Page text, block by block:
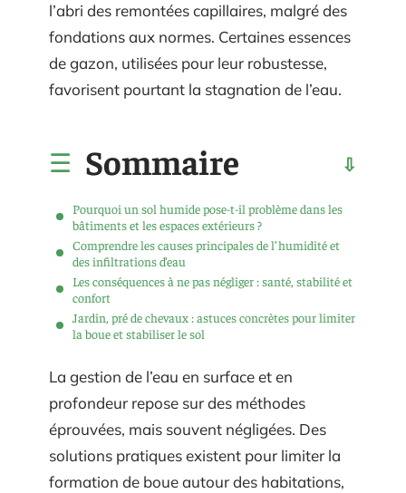
l’abri des remontées capillaires, malgré des
fondations aux normes. Certaines essences
de gazon, utilisées pour leur robustesse,
favorisent pourtant la stagnation de l’eau.
Sommaire
Pourquoi un sol humide pose-t-il problème dans les
bâtiments et les espaces extérieurs ?
Comprendre les causes principales de l’humidité et
des infiltrations d’eau
Les conséquences à ne pas négliger : santé, stabilité et
confort
Jardin, pré de chevaux : astuces concrètes pour limiter
la boue et stabiliser le sol
La gestion de l’eau en surface et en
profondeur repose sur des méthodes
éprouvées, mais souvent négligées. Des
solutions pratiques existent pour limiter la
formation de boue autour des habitations,